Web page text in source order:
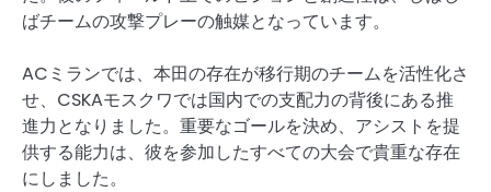
ばチームの攻撃プレーの触媒となっています。
ACミランでは、本田の存在が移行期のチームを活性化さ
せ、CSKAモスクワでは国内での支配力の背後にある推
進力となりました。重要なゴールを決め、アシストを提
供する能力は、彼を参加したすべての大会で貴重な存在
にしました。